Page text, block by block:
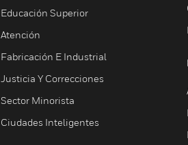
Educación Superior
Atención
Fabricación E Industrial
Justicia Y Correcciones
Sector Minorista
Ciudades Inteligentes